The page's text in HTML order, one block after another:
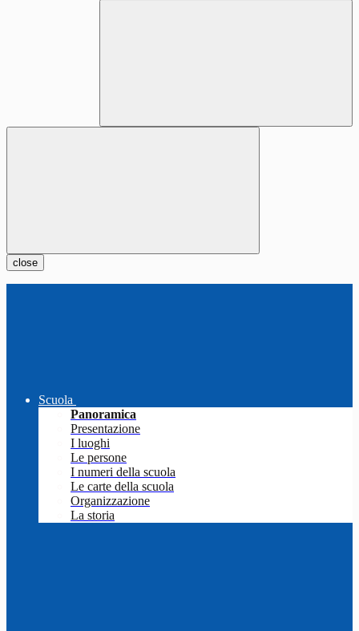
close
Scuola
Panoramica
Presentazione
I luoghi
Le persone
I numeri della scuola
Le carte della scuola
Organizzazione
La storia